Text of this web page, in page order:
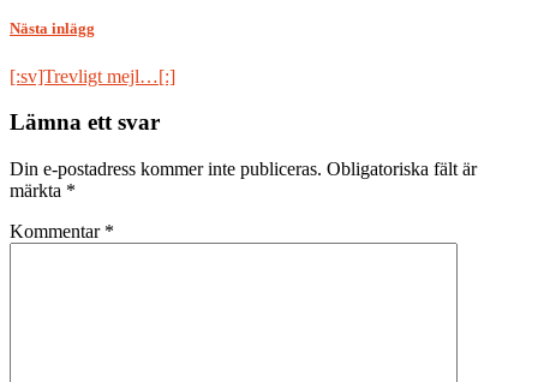
Nästa inlägg
[:sv]Trevligt mejl…[:]
Lämna ett svar
Din e-postadress kommer inte publiceras. Obligatoriska fält är
märkta *
Kommentar *